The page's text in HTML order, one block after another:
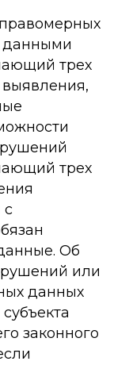
данными
трех
выявления,
трех
с
Об
или
данных
законного